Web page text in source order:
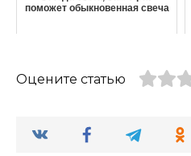
поможет обыкновенная свеча
Оцените статью